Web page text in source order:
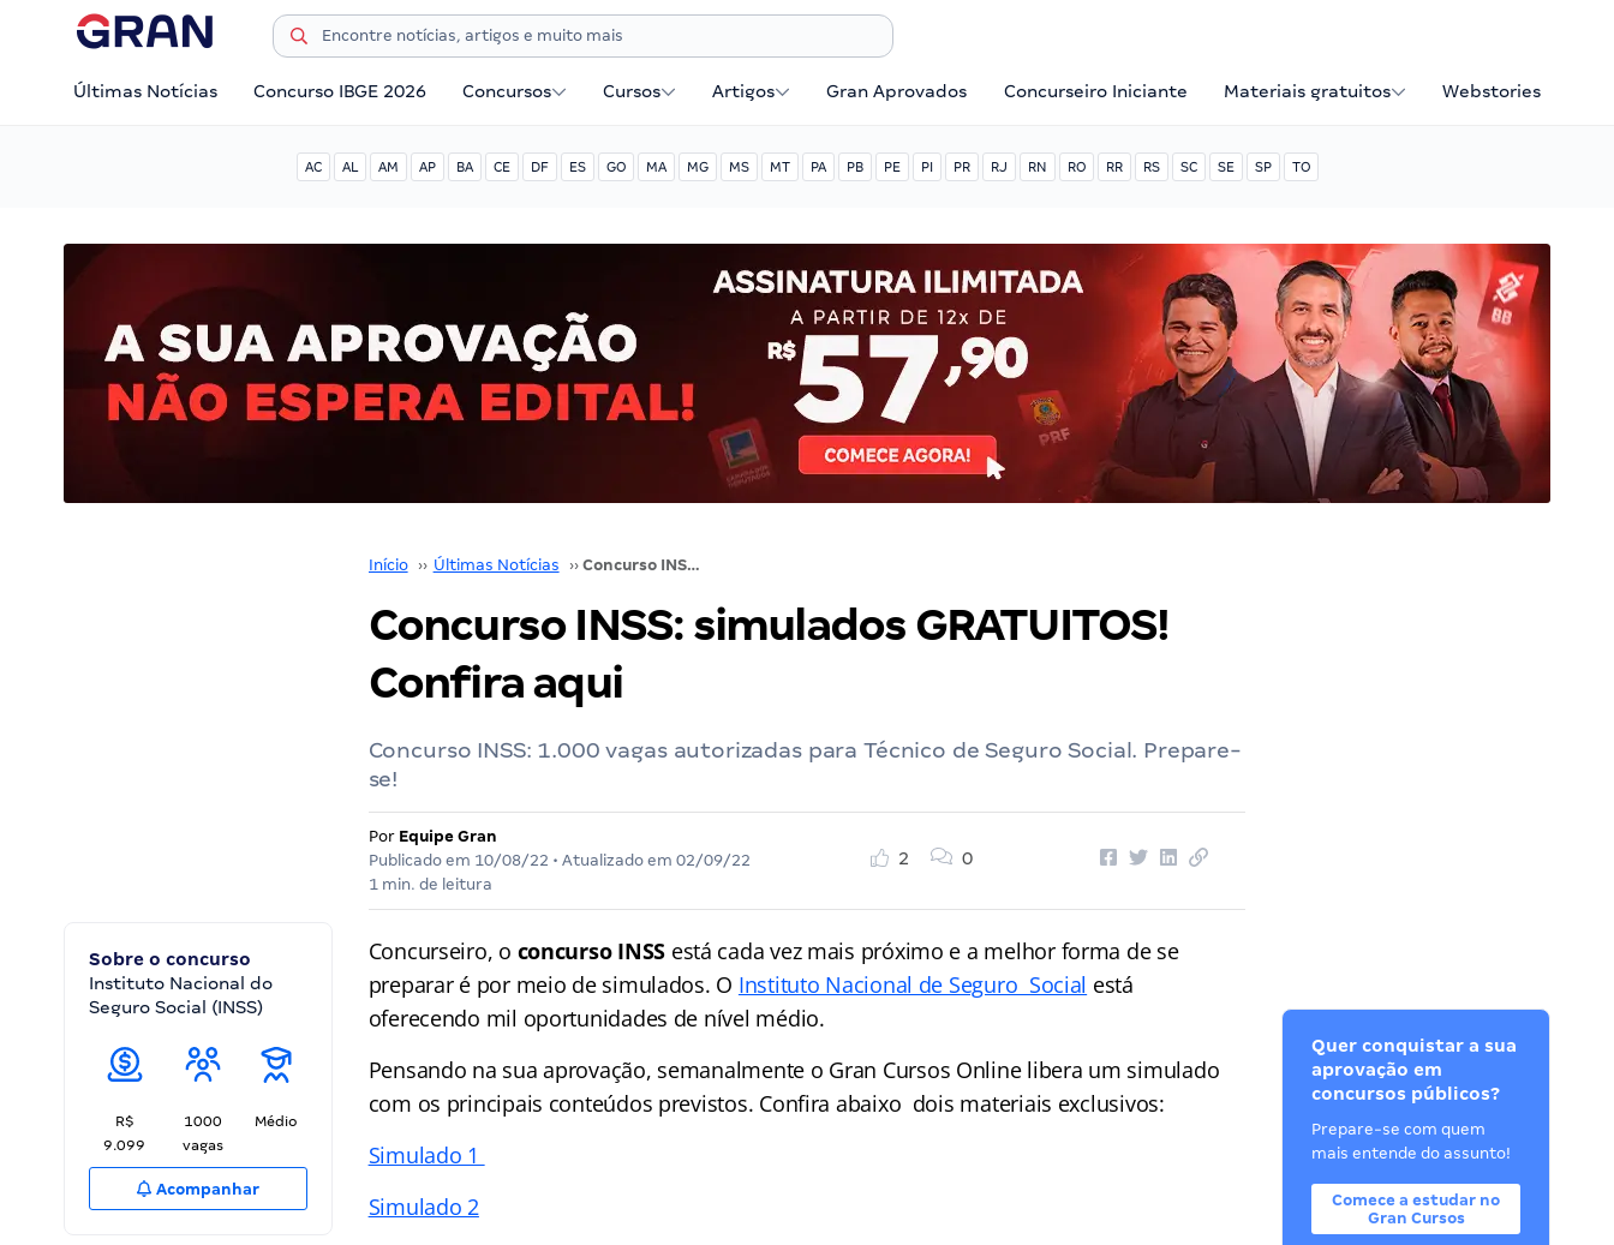
Últimas Notícias Concurso IBGE 2026 Concursos Cursos Artigos Gran Aprovados Concurseiro Iniciante Materiais gratuitos Webstories
AC AL AM AP BA CE DF ES GO MA MG MS MT PA PB PE PI PR RJ RN RO RR RS SC SE SP TO
Início ›› Últimas Notícias ›› Concurso INSS: simulados GRATUITOS! Confira aqui
Concurso INSS: simulados GRATUITOS!
Confira aqui
Concurso INSS: 1.000 vagas autorizadas para Técnico de Seguro Social. Prepare-
se!
Por Equipe Gran
Publicado em 10/08/22 • Atualizado em 02/09/22
1 min. de leitura
2 0
Sobre o concurso
Instituto Nacional do
Seguro Social (INSS)
R$
9.099
1000
vagas
Médio
Acompanhar
Concurseiro, o concurso INSS está cada vez mais próximo e a melhor forma de se
preparar é por meio de simulados. O Instituto Nacional de Seguro Social está
oferecendo mil oportunidades de nível médio.
Pensando na sua aprovação, semanalmente o Gran Cursos Online libera um simulado
com os principais conteúdos previstos. Confira abaixo dois materiais exclusivos:
Simulado 1
Simulado 2
Quer conquistar a sua
aprovação em
concursos públicos?
Prepare-se com quem
mais entende do assunto!
Comece a estudar no
Gran Cursos